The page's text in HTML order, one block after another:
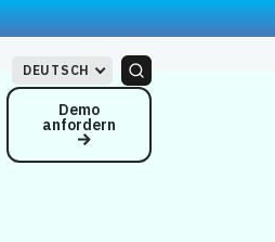
DEUTSCH
Demo
anfordern